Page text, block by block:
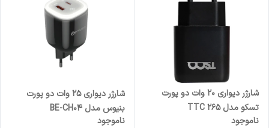
شارژر دیواری 20 وات دو پورت
تسکو مدل TTC 265
ناموجود
شارژر دیواری 25 وات دو پورت
بنیوس مدل BE-CH04
ناموجود